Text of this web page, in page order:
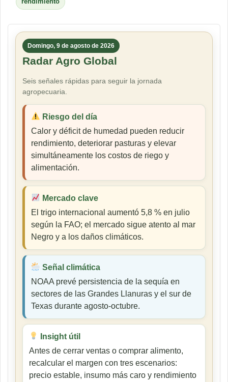
Domingo, 9 de agosto de 2026
Radar Agro Global
Seis señales rápidas para seguir la jornada
agropecuaria.
Riesgo del día
Calor y déficit de humedad pueden reducir
rendimiento, deteriorar pasturas y elevar
simultáneamente los costos de riego y
alimentación.
Mercado clave
El trigo internacional aumentó 5,8 % en julio
según la FAO; el mercado sigue atento al mar
Negro y a los daños climáticos.
Señal climática
NOAA prevé persistencia de la sequía en
sectores de las Grandes Llanuras y el sur de
Texas durante agosto-octubre.
Insight útil
Antes de cerrar ventas o comprar alimento,
recalcular el margen con tres escenarios:
precio estable, insumo más caro y rendimiento